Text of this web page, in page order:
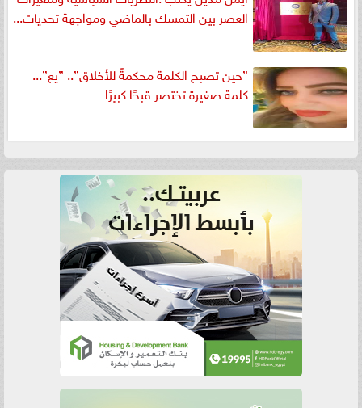
العصر بين التمسك بالماضي ومواجهة تحديات...
”حين تصبح الكلمة محكمةً للأخلاق”.. ”يع”...
كلمة صغيرة تختصر قبحًا كبيرًا